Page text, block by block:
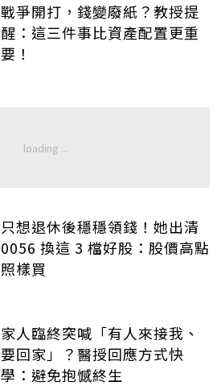
戰爭開打，錢變廢紙？教授提
醒：這三件事比資產配置更重
要！
只想退休後穩穩領錢！她出清
0056 換這 3 檔好股：股價高點
照樣買
家人臨終突喊「有人來接我、
要回家」？醫授回應方式快
學：避免抱憾終生